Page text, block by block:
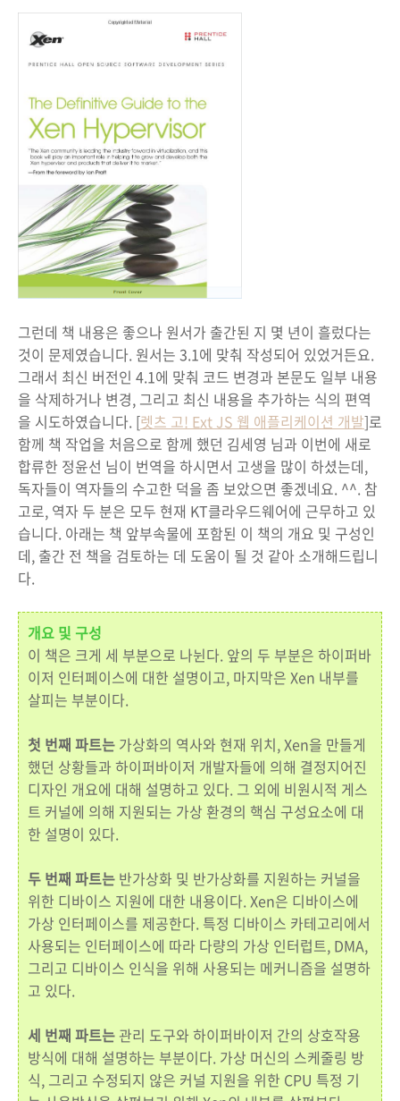
그런데 책 내용은 좋으나 원서가 출간된 지 몇 년이 흘렀다는
것이 문제였습니다. 원서는 3.1에 맞춰 작성되어 있었거든요.
그래서 최신 버전인 4.1에 맞춰 코드 변경과 본문도 일부 내용
을 삭제하거나 변경, 그리고 최신 내용을 추가하는 식의 편역
을 시도하였습니다. [렛츠 고! Ext JS 웹 애플리케이션 개발]로
함께 책 작업을 처음으로 함께 했던 김세영 님과 이번에 새로
합류한 정윤선 님이 번역을 하시면서 고생을 많이 하셨는데,
독자들이 역자들의 수고한 덕을 좀 보았으면 좋겠네요. ^^. 참
고로, 역자 두 분은 모두 현재 KT클라우드웨어에 근무하고 있
습니다. 아래는 책 앞부속물에 포함된 이 책의 개요 및 구성인
데, 출간 전 책을 검토하는 데 도움이 될 것 같아 소개해드립니
다.
개요 및 구성
이 책은 크게 세 부분으로 나뉜다. 앞의 두 부분은 하이퍼바
이저 인터페이스에 대한 설명이고, 마지막은 Xen 내부를
살피는 부분이다.
첫 번째 파트는 가상화의 역사와 현재 위치, Xen을 만들게
했던 상황들과 하이퍼바이저 개발자들에 의해 결정지어진
디자인 개요에 대해 설명하고 있다. 그 외에 비원시적 게스
트 커널에 의해 지원되는 가상 환경의 핵심 구성요소에 대
한 설명이 있다.
두 번째 파트는 반가상화 및 반가상화를 지원하는 커널을
위한 디바이스 지원에 대한 내용이다. Xen은 디바이스에
가상 인터페이스를 제공한다. 특정 디바이스 카테고리에서
사용되는 인터페이스에 따라 다량의 가상 인터럽트, DMA,
그리고 디바이스 인식을 위해 사용되는 메커니즘을 설명하
고 있다.
세 번째 파트는 관리 도구와 하이퍼바이저 간의 상호작용
방식에 대해 설명하는 부분이다. 가상 머신의 스케줄링 방
식, 그리고 수정되지 않은 커널 지원을 위한 CPU 특정 기